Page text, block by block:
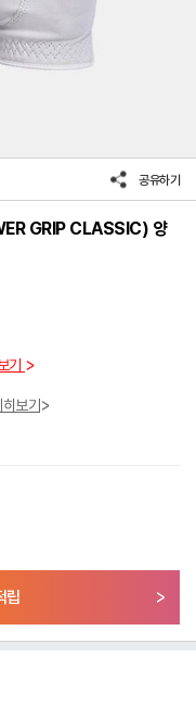
공유하기
GRIP CLASSIC) 양
기
보기
립